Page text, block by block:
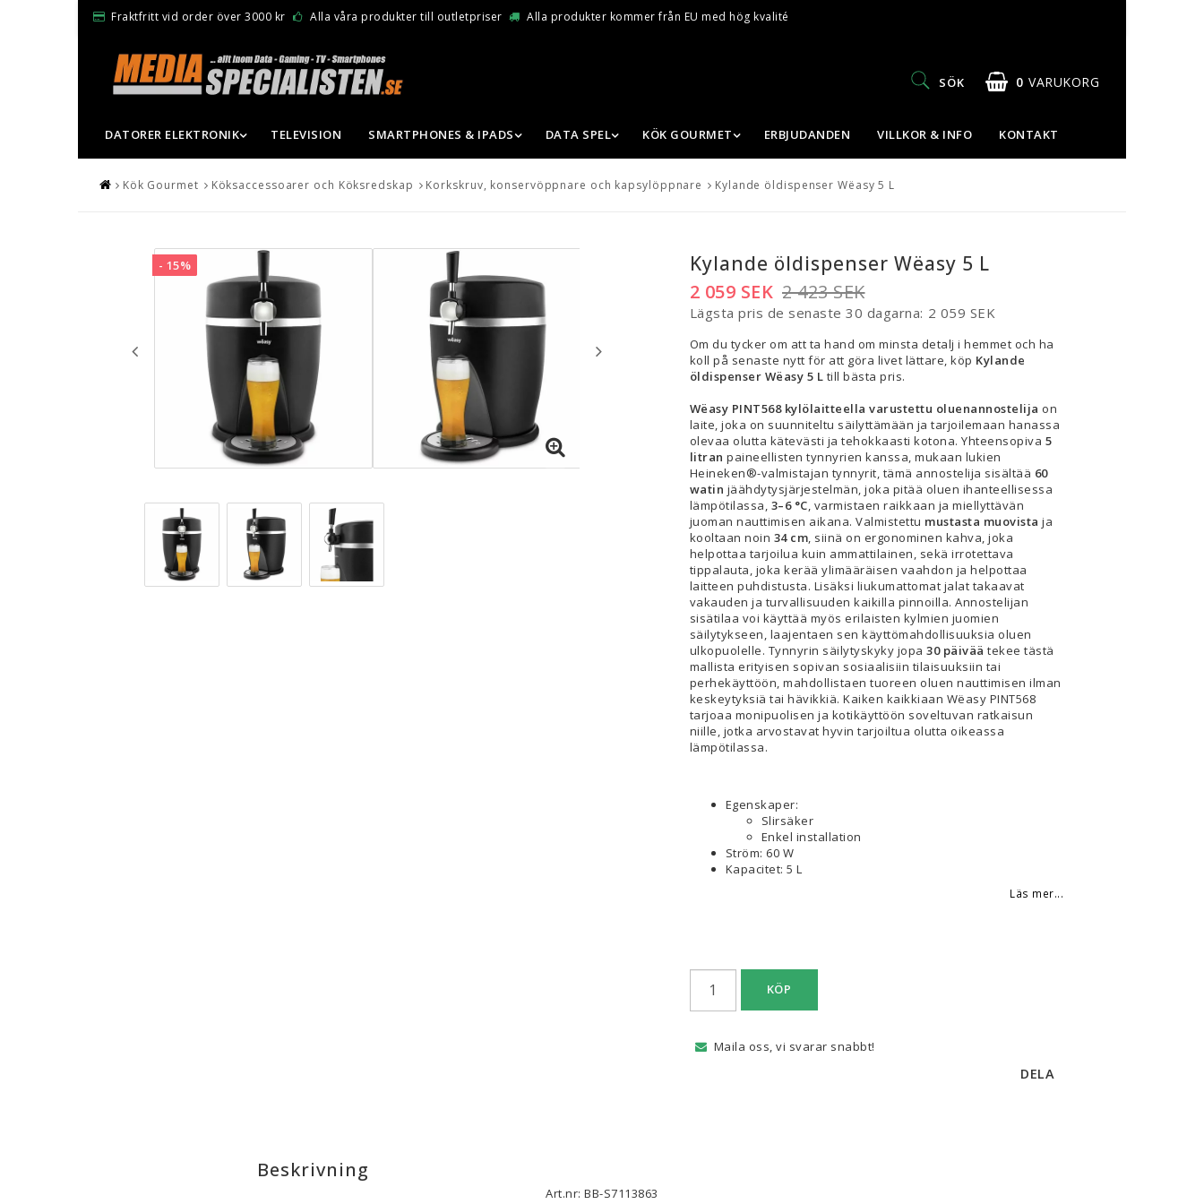
Fraktfritt vid order över 3000 kr Alla våra produkter till outletpriser Alla produkter kommer från EU med hög kvalité
0 VARUKORG
DIN VARUKORG ÄR TOM
SÖK
DATORER ELEKTRONIK TELEVISION SMARTPHONES & IPADS DATA SPEL KÖK GOURMET ERBJUDANDEN VILLKOR & INFO KONTAKT
Kök Gourmet Köksaccessoarer och Köksredskap Korkskruv, konservöppnare och kapsylöppnare Kylande öldispenser Wëasy 5 L
- 15% Kylande öldispenser Wëasy 5 L
2 423 SEK
2 059 SEK
Lägsta pris de senaste 30 dagarna 2 059 SEK
Om du tycker om att ta hand om minsta detalj i hemmet och ha
koll på senaste nytt för att göra livet lättare, köp Kylande
öldispenser Wëasy 5 L till bästa pris.
Wëasy PINT568 kylölaitteella varustettu oluenannostelija on
laite, joka on suunniteltu säilyttämään ja tarjoilemaan hanassa
olevaa olutta kätevästi ja tehokkaasti kotona. Yhteensopiva 5
litran paineellisten tynnyrien kanssa, mukaan lukien
Heineken®-valmistajan tynnyrit, tämä annostelija sisältää 60
watin jäähdytysjärjestelmän, joka pitää oluen ihanteellisessa
lämpötilassa, 3–6 °C, varmistaen raikkaan ja miellyttävän
juoman nauttimisen aikana. Valmistettu mustasta muovista ja
kooltaan noin 34 cm, siinä on ergonominen kahva, joka
helpottaa tarjoilua kuin ammattilainen, sekä irrotettava
tippalauta, joka kerää ylimääräisen vaahdon ja helpottaa
laitteen puhdistusta. Lisäksi liukumattomat jalat takaavat
vakauden ja turvallisuuden kaikilla pinnoilla. Annostelijan
sisätilaa voi käyttää myös erilaisten kylmien juomien
säilytykseen, laajentaen sen käyttömahdollisuuksia oluen
ulkopuolelle. Tynnyrin säilytyskyky jopa 30 päivää tekee tästä
mallista erityisen sopivan sosiaalisiin tilaisuuksiin tai
perhekäyttöön, mahdollistaen tuoreen oluen nauttimisen ilman
keskeytyksiä tai hävikkiä. Kaiken kaikkiaan Wëasy PINT568
tarjoaa monipuolisen ja kotikäyttöön soveltuvan ratkaisun
niille, jotka arvostavat hyvin tarjoiltua olutta oikeassa
lämpötilassa.
Egenskaper:
Slirsäker
Enkel installation
Ström: 60 W
Kapacitet: 5 L
Läs mer...
KÖP
Maila oss, vi svarar snabbt!
DELA
Beskrivning
Art.nr: BB-S7113863